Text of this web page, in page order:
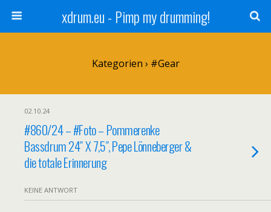
xdrum.eu - Pimp my drumming!
Kategorien › #Gear
02.10.24
#860/24 – #Foto – Pommerenke
Bassdrum 24″ X 7,5″, Pepe Lönneberger &
die totale Erinnerung
KEINE ANTWORT